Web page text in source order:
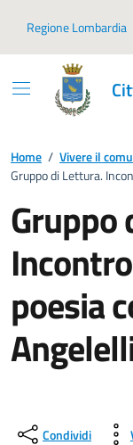
Regione Lombardia
Home / Vivere il
Gruppo di Lettura.
Gruppo
poesia
Condividi